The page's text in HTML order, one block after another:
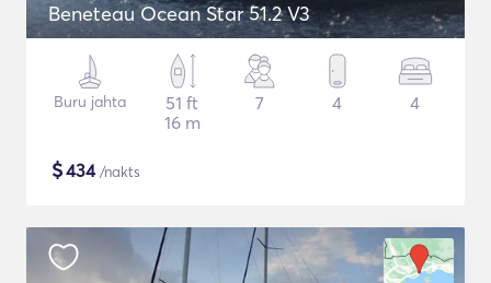
Beneteau Ocean Star 51.2 V3
Buru jahta
51 ft
16 m
7 4 4
$434/nakts